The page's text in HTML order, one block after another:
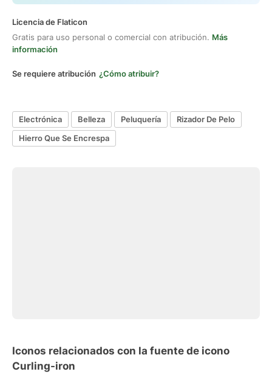
Licencia de Flaticon
Gratis para uso personal o comercial con atribución. Más
información
Se requiere atribución ¿Cómo atribuir?
Electrónica Belleza Peluquería
Rizador De Pelo
Hierro Que Se Encrespa
Iconos relacionados con la fuente de icono
Curling-iron